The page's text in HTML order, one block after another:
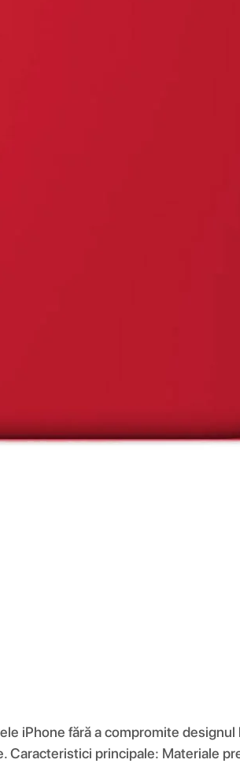
iPhone fără a compromite designul
principale: Materiale